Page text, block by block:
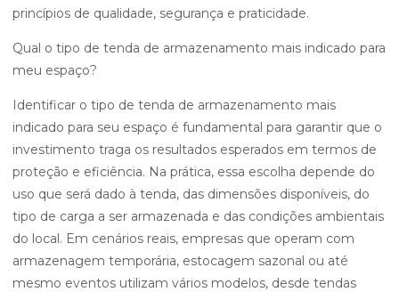
princípios de qualidade, segurança e praticidade.
Qual o tipo de tenda de armazenamento mais indicado para
meu espaço?
Identificar o tipo de tenda de armazenamento mais
indicado para seu espaço é fundamental para garantir que o
investimento traga os resultados esperados em termos de
proteção e eficiência. Na prática, essa escolha depende do
uso que será dado à tenda, das dimensões disponíveis, do
tipo de carga a ser armazenada e das condições ambientais
do local. Em cenários reais, empresas que operam com
armazenagem temporária, estocagem sazonal ou até
mesmo eventos utilizam vários modelos, desde tendas